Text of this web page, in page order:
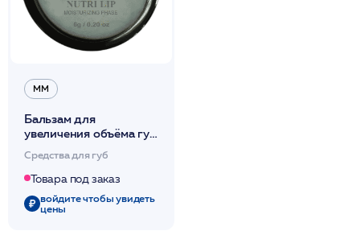
ММ
Бальзам для
увеличения объёма губ
/MM
Средства для губ
Товара под заказ
войдите чтобы увидеть
цены